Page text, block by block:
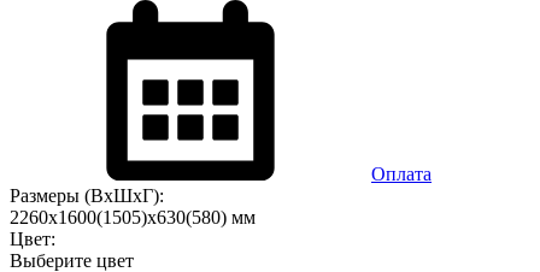
Оплата
Размеры (ВхШхГ):
2260x1600(1505)x630(580) мм
Цвет:
Выберите цвет